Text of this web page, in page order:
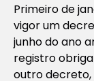
Primeiro de
vigor um
junho do ano
registro
outro decreto,